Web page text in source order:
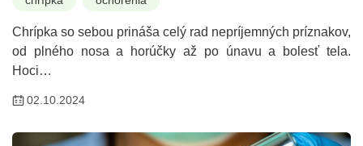
Chrípka so sebou prináša celý rad nepríjemných príznakov,
od plného nosa a horúčky až po únavu a bolesť tela.
Hoci…
02.10.2024